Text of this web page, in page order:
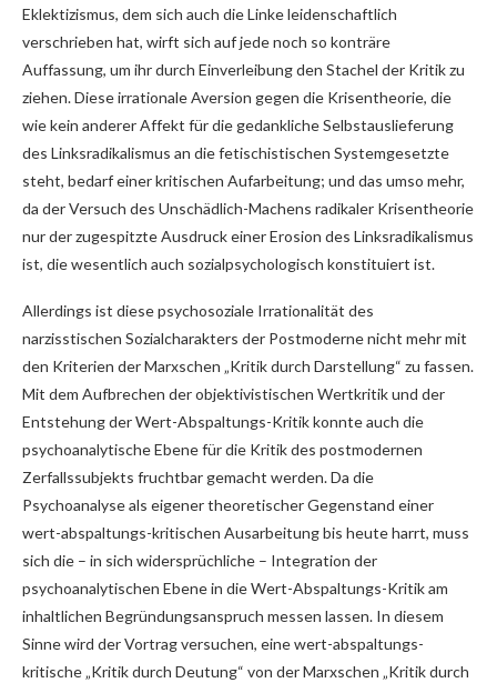
Eklektizismus, dem sich auch die Linke leidenschaftlich
verschrieben hat, wirft sich auf jede noch so konträre
Auffassung, um ihr durch Einverleibung den Stachel der Kritik zu
ziehen. Diese irrationale Aversion gegen die Krisentheorie, die
wie kein anderer Affekt für die gedankliche Selbstauslieferung
des Linksradikalismus an die fetischistischen Systemgesetzte
steht, bedarf einer kritischen Aufarbeitung; und das umso mehr,
da der Versuch des Unschädlich-Machens radikaler Krisentheorie
nur der zugespitzte Ausdruck einer Erosion des Linksradikalismus
ist, die wesentlich auch sozialpsychologisch konstituiert ist.
Allerdings ist diese psychosoziale Irrationalität des
narzisstischen Sozialcharakters der Postmoderne nicht mehr mit
den Kriterien der Marxschen „Kritik durch Darstellung“ zu fassen.
Mit dem Aufbrechen der objektivistischen Wertkritik und der
Entstehung der Wert-Abspaltungs-Kritik konnte auch die
psychoanalytische Ebene für die Kritik des postmodernen
Zerfallssubjekts fruchtbar gemacht werden. Da die
Psychoanalyse als eigener theoretischer Gegenstand einer
wert-abspaltungs-kritischen Ausarbeitung bis heute harrt, muss
sich die – in sich widersprüchliche – Integration der
psychoanalytischen Ebene in die Wert-Abspaltungs-Kritik am
inhaltlichen Begründungsanspruch messen lassen. In diesem
Sinne wird der Vortrag versuchen, eine wert-abspaltungs-
kritische „Kritik durch Deutung“ von der Marxschen „Kritik durch